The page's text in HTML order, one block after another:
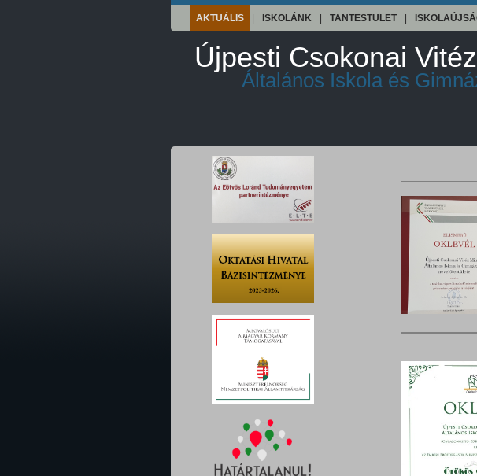
AKTUÁLIS ISKOLÁNK TANTESTÜLET
Újpesti Csokonai
Általános Iskola és